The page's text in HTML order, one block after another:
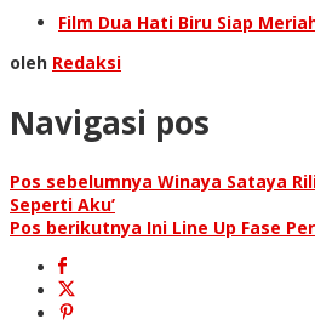
Film Dua Hati Biru Siap
oleh Redaksi
Navigasi pos
Pos sebelumnya Winaya Sataya
Seperti Aku’
Pos berikutnya Ini Line Up Fase